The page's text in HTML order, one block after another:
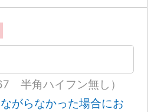
半角ハイフン無し）
がらなかった場合にお